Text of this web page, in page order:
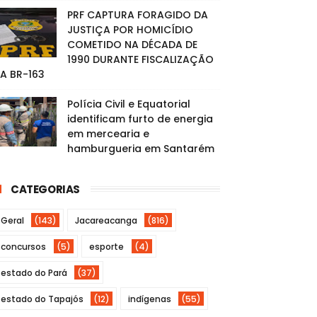
PRF CAPTURA FORAGIDO DA
JUSTIÇA POR HOMICÍDIO
COMETIDO NA DÉCADA DE
1990 DURANTE FISCALIZAÇÃO
BR-163
Polícia Civil e Equatorial
identificam furto de energia
em mercearia e
hamburgueria em Santarém
CATEGORIAS
Geral (143) Jacareacanga (816)
concursos (5) esporte (4)
estado do Pará (37)
estado do Tapajós (12) indígenas (55)